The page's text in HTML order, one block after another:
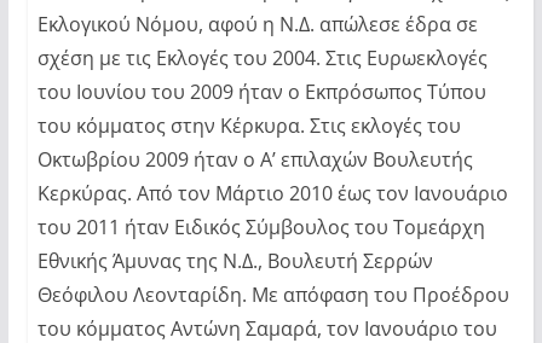
Εκλογικού Νόμου, αφού η Ν.Δ. απώλεσε έδρα σε
σχέση με τις Εκλογές του 2004. Στις Ευρωεκλογές
του Ιουνίου του 2009 ήταν ο Εκπρόσωπος Τύπου
του κόμματος στην Κέρκυρα. Στις εκλογές του
Οκτωβρίου 2009 ήταν ο Α’ επιλαχών Βουλευτής
Κερκύρας. Από τον Μάρτιο 2010 έως τον Ιανουάριο
του 2011 ήταν Ειδικός Σύμβουλος του Τομεάρχη
Εθνικής Άμυνας της Ν.Δ., Βουλευτή Σερρών
Θεόφιλου Λεονταρίδη. Με απόφαση του Προέδρου
του κόμματος Αντώνη Σαμαρά, τον Ιανουάριο του